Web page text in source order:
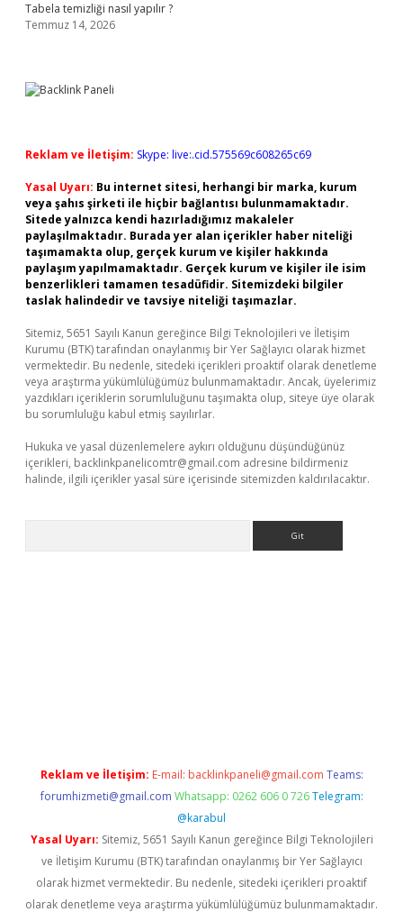
Tabela temizliği nasıl yapılır ?
Temmuz 14, 2026
Reklam ve İletişim: Skype: live:.cid.575569c608265c69
Yasal Uyarı: Bu internet sitesi, herhangi bir marka, kurum
veya şahıs şirketi ile hiçbir bağlantısı bulunmamaktadır.
Sitede yalnızca kendi hazırladığımız makaleler
paylaşılmaktadır. Burada yer alan içerikler haber niteliği
taşımamakta olup, gerçek kurum ve kişiler hakkında
paylaşım yapılmamaktadır. Gerçek kurum ve kişiler ile isim
benzerlikleri tamamen tesadüfidir. Sitemizdeki bilgiler
taslak halindedir ve tavsiye niteliği taşımazlar.
Sitemiz, 5651 Sayılı Kanun gereğince Bilgi Teknolojileri ve İletişim
Kurumu (BTK) tarafından onaylanmış bir Yer Sağlayıcı olarak hizmet
vermektedir. Bu nedenle, sitedeki içerikleri proaktif olarak denetleme
veya araştırma yükümlülüğümüz bulunmamaktadır. Ancak, üyelerimiz
yazdıkları içeriklerin sorumluluğunu taşımakta olup, siteye üye olarak
bu sorumluluğu kabul etmiş sayılırlar.
Hukuka ve yasal düzenlemelere aykırı olduğunu düşündüğünüz
içerikleri, backlinkpanelicomtr@gmail.com adresine bildirmeniz
halinde, ilgili içerikler yasal süre içerisinde sitemizden kaldırılacaktır.
Reklam ve İletişim: E-mail: backlinkpaneli@gmail.com Teams:
forumhizmeti@gmail.com Whatsapp: 0262 606 0 726 Telegram:
@karabul
Yasal Uyarı: Sitemiz, 5651 Sayılı Kanun gereğince Bilgi Teknolojileri
ve İletişim Kurumu (BTK) tarafından onaylanmış bir Yer Sağlayıcı
olarak hizmet vermektedir. Bu nedenle, sitedeki içerikleri proaktif
olarak denetleme veya araştırma yükümlülüğümüz bulunmamaktadır.